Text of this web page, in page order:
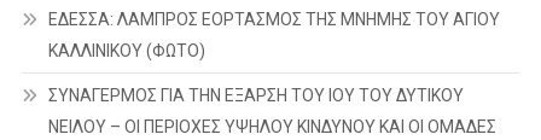
ΕΔΕΣΣΑ: ΛΑΜΠΡΟΣ ΕΟΡΤΑΣΜΟΣ ΤΗΣ ΜΝΗΜΗΣ ΤΟΥ ΑΓΙΟΥ
ΚΑΛΛΙΝΙΚΟΥ (ΦΩΤΟ)
ΣΥΝΑΓΕΡΜΟΣ ΓΙΑ ΤΗΝ ΕΞΑΡΣΗ ΤΟΥ ΙΟΥ ΤΟΥ ΔΥΤΙΚΟΥ
ΝΕΙΛΟΥ – ΟΙ ΠΕΡΙΟΧΕΣ ΥΨΗΛΟΥ ΚΙΝΔΥΝΟΥ ΚΑΙ ΟΙ ΟΜΑΔΕΣ